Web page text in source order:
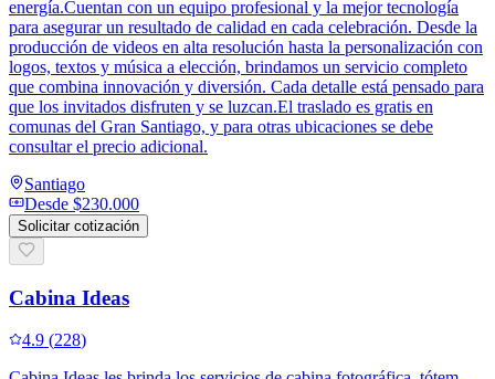
energía.Cuentan con un equipo profesional y la mejor tecnología
para asegurar un resultado de calidad en cada celebración. Desde la
producción de videos en alta resolución hasta la personalización con
logos, textos y música a elección, brindamos un servicio completo
que combina innovación y diversión. Cada detalle está pensado para
que los invitados disfruten y se luzcan.El traslado es gratis en
comunas del Gran Santiago, y para otras ubicaciones se debe
consultar el precio adicional.
Santiago
Desde $230.000
Solicitar cotización
Cabina Ideas
4.9 (228)